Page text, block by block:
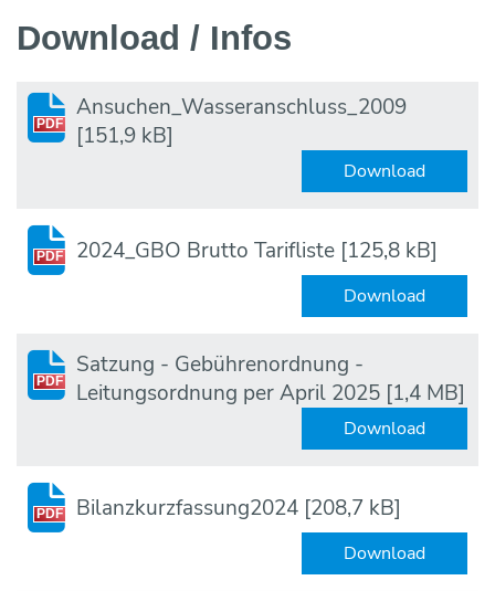
Download / Infos
PDF
Ansuchen_Wasseranschluss_2009
[151,9 kB]
Download
PDF 2024_GBO Brutto Tarifliste [125,8 kB]
Download
PDF
Satzung - Gebührenordnung -
Leitungsordnung per April 2025 [1,4 MB]
Download
PDF Bilanzkurzfassung2024 [208,7 kB]
Download